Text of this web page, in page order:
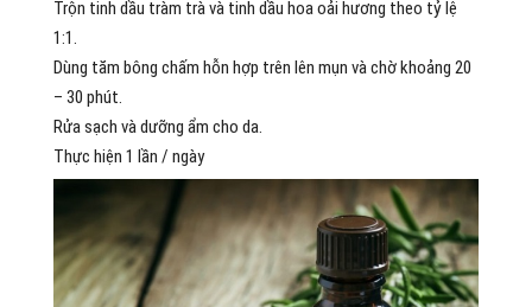
Trộn tinh dầu tràm trà và tinh dầu hoa oải hương theo tỷ lệ
1:1.
Dùng tăm bông chấm hỗn hợp trên lên mụn và chờ khoảng 20
– 30 phút.
Rửa sạch và dưỡng ẩm cho da.
Thực hiện 1 lần / ngày